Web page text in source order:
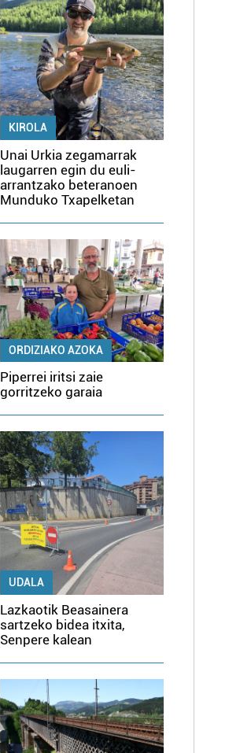
KIROLA
Unai Urkia zegamarrak
laugarren egin du euli-
arrantzako beteranoen
Munduko Txapelketan
ORDIZIAKO AZOKA
Piperrei iritsi zaie
gorritzeko garaia
UDALA
Lazkaotik Beasainera
sartzeko bidea itxita,
Senpere kalean